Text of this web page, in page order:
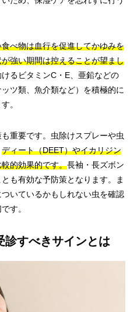
べ物は血行を促進してかゆみを
強い期間は控えることが望まし
るビタミンC・E、亜鉛などの
ツ類、魚介類など）を積極的に
。
重要です。虫除けスプレーや虫
ディート（DEET）やイカリジン
的効果的です。長袖・長ズボン
も有効な予防策となります。ま
いているかもしれない虫を確認
す。
診すべきサインとは